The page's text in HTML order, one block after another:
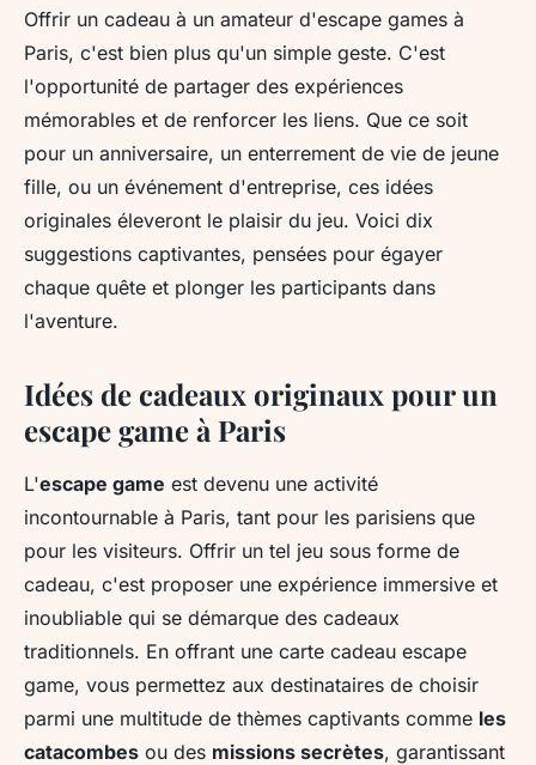
10 idées de cadeaux originaux
à offrir pour un escape game à
paris
Maël• 1 décembre 2024 •5 min de lecture
Offrir un cadeau à un amateur d'escape games à
Paris, c'est bien plus qu'un simple geste. C'est
l'opportunité de partager des expériences
mémorables et de renforcer les liens. Que ce soit
pour un anniversaire, un enterrement de vie de jeune
fille, ou un événement d'entreprise, ces idées
originales éleveront le plaisir du jeu. Voici dix
suggestions captivantes, pensées pour égayer
chaque quête et plonger les participants dans
l'aventure.
Idées de cadeaux originaux pour un
escape game à Paris
L'escape game est devenu une activité
incontournable à Paris, tant pour les parisiens que
pour les visiteurs. Offrir un tel jeu sous forme de
cadeau, c'est proposer une expérience immersive et
inoubliable qui se démarque des cadeaux
traditionnels. En offrant une carte cadeau escape
game, vous permettez aux destinataires de choisir
parmi une multitude de thèmes captivants comme les
catacombes ou des missions secrètes, garantissant